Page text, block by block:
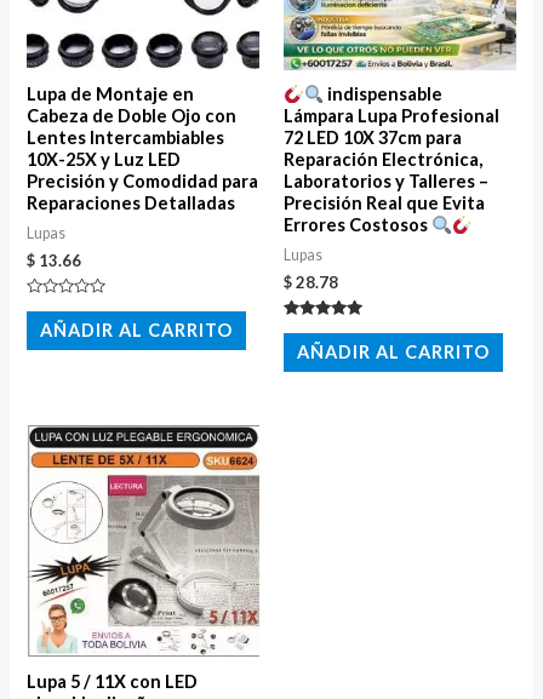
Lupa de Montaje en
Cabeza de Doble Ojo con
Lentes Intercambiables
10X-25X y Luz LED
Precisión y Comodidad para
Reparaciones Detalladas
Lupas
$ 13.66
Valorado
con
de
AÑADIR AL CARRITO
indispensable
Lámpara Lupa Profesional
72 LED 10X 37cm para
Reparación Electrónica,
Laboratorios y Talleres –
Precisión Real que Evita
Errores Costosos
Lupas
$28.78
Valorado
con
5.00
de 5
AÑADIR AL CARRITO
Lupa 5 / 11X con LED